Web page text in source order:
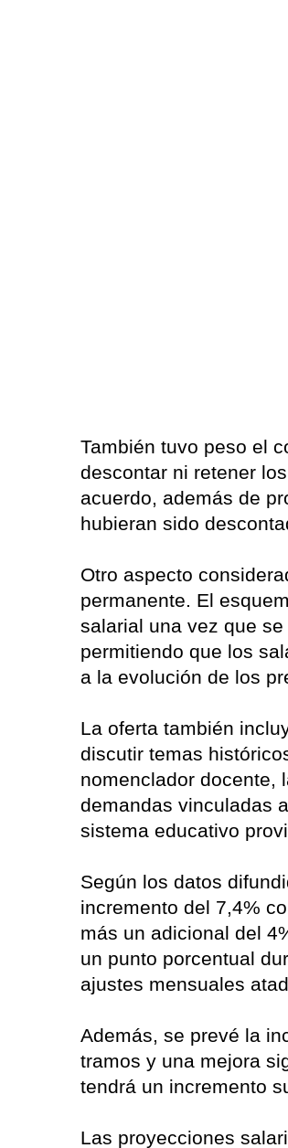
También tuvo peso el
descontar ni retener
acuerdo, además de
hubieran sido
Otro aspecto
permanente. El
salarial una vez que
permitiendo que los
a la evolución de los
La oferta también
discutir temas
nomenclador docente,
demandas vinculadas
sistema educativo
Según los datos
incremento del 7,4%
más un adicional del
un punto porcentual
ajustes mensuales
Además, se prevé la
tramos y una mejora
tendrá un incremento
Las proyecciones